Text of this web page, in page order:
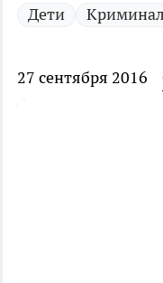
Дети Криминал
27 сентября 2016